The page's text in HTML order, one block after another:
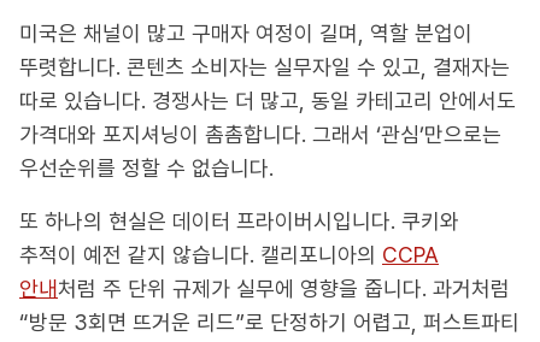
미국은 채널이 많고 구매자 여정이 길며, 역할 분업이
뚜렷합니다. 콘텐츠 소비자는 실무자일 수 있고, 결재자는
따로 있습니다. 경쟁사는 더 많고, 동일 카테고리 안에서도
가격대와 포지셔닝이 촘촘합니다. 그래서 ‘관심’만으로는
우선순위를 정할 수 없습니다.
또 하나의 현실은 데이터 프라이버시입니다. 쿠키와
추적이 예전 같지 않습니다. 캘리포니아의 CCPA
안내처럼 주 단위 규제가 실무에 영향을 줍니다. 과거처럼
“방문 3회면 뜨거운 리드”로 단정하기 어렵고, 퍼스트파티